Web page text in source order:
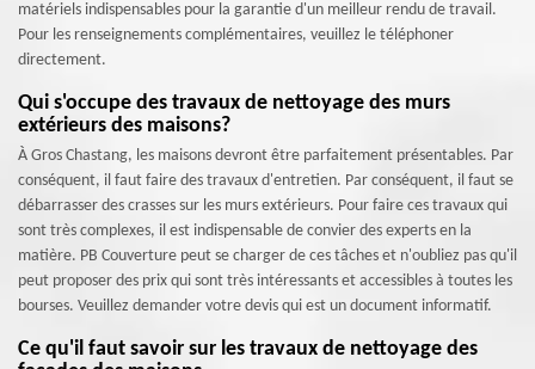
matériels indispensables pour la garantie d'un meilleur rendu de travail.
Pour les renseignements complémentaires, veuillez le téléphoner
directement.
Qui s'occupe des travaux de nettoyage des murs
extérieurs des maisons?
À Gros Chastang, les maisons devront être parfaitement présentables. Par
conséquent, il faut faire des travaux d'entretien. Par conséquent, il faut se
débarrasser des crasses sur les murs extérieurs. Pour faire ces travaux qui
sont très complexes, il est indispensable de convier des experts en la
matière. PB Couverture peut se charger de ces tâches et n'oubliez pas qu'il
peut proposer des prix qui sont très intéressants et accessibles à toutes les
bourses. Veuillez demander votre devis qui est un document informatif.
Ce qu'il faut savoir sur les travaux de nettoyage des